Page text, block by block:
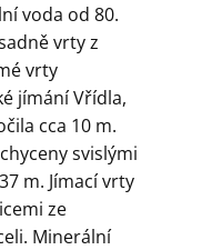
voda od 80.
vrty z
vrty
jímání Vřídla,
cca 10 m.
svislými
m. Jímací vrty
ze
Minerální